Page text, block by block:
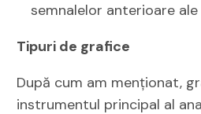
semnalelor anterioare ale
Tipuri de grafice
După cum am menționat,
instrumentul principal al